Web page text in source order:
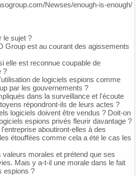
Newses/enough-is-enough/
le sujet ?
Group est au courant des agissements
elle est reconnue coupable de
?
de logiciels espions comme
par les gouvernements ?
dans la surveillance et l'écoute
répondront-ils de leurs actes ?
logiciels doivent être vendus ? Doit-on
espions privés fleurir davantage ?
aboutiront-elles à des
étouffées comme cela a été le cas les
morales et prétend que ses
Mais y a-t-il une morale dans le fait
espions ?